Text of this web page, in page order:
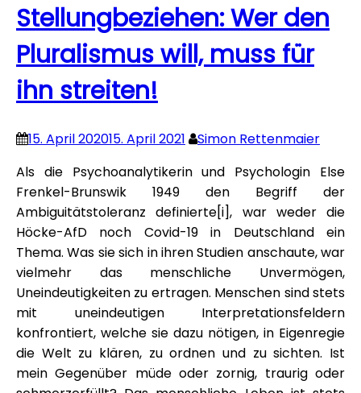
Stellungbeziehen: Wer den
Pluralismus will, muss für
ihn streiten!
15. April 202015. April 2021
Simon Rettenmaier
Als die Psychoanalytikerin und Psychologin Else
Frenkel-Brunswik 1949 den Begriff der
Ambiguitätstoleranz definierte[i], war weder die
Höcke-AfD noch Covid-19 in Deutschland ein
Thema. Was sie sich in ihren Studien anschaute, war
vielmehr das menschliche Unvermögen,
Uneindeutigkeiten zu ertragen. Menschen sind stets
mit uneindeutigen Interpretationsfeldern
konfrontiert, welche sie dazu nötigen, in Eigenregie
die Welt zu klären, zu ordnen und zu sichten. Ist
mein Gegenüber müde oder zornig, traurig oder